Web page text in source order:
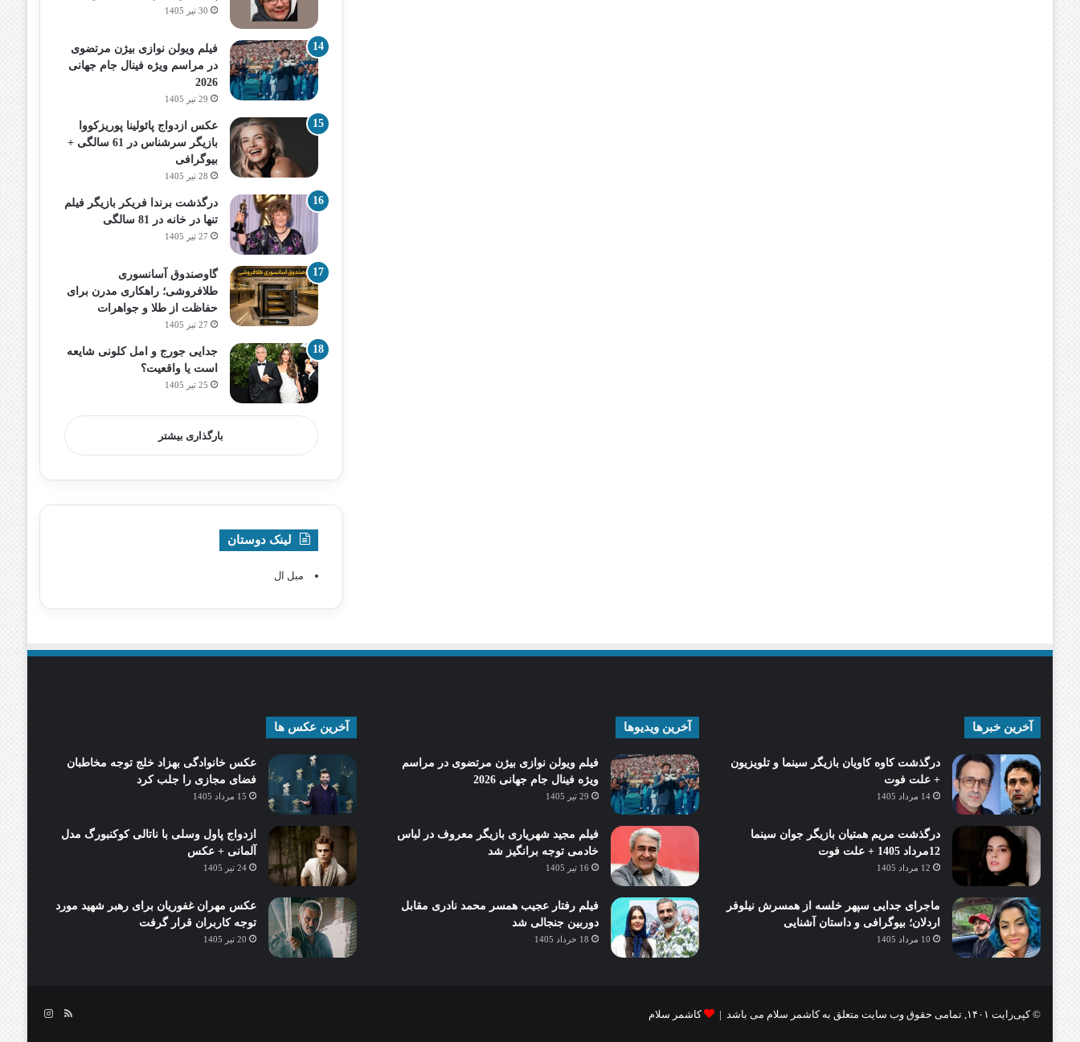
30 تیر 1405
فیلم ویولن نوازی بیژن مرتضوی
در مراسم ویژه فینال جام جهانی
2026
29 تیر 1405
عکس ازدواج پائولینا پوریزکووا
بازیگر سرشناس در 61 سالگی +
بیوگرافی
28 تیر 1405
درگذشت برندا فریکر بازیگر فیلم
تنها در خانه در 81 سالگی
27 تیر 1405
گاوصندوق آسانسوری
طلافروشی؛ راهکاری مدرن برای
حفاظت از طلا و جواهرات
27 تیر 1405
جدایی جورج و امل کلونی شایعه
است یا واقعیت؟
25 تیر 1405
بارگذاری بیشتر
لینک دوستان
مبل ال
آخرین خبرها
درگذشت کاوه کاویان بازیگر سینما و تلویزیون
+ علت فوت
14 مرداد 1405
درگذشت مریم همتیان بازیگر جوان سینما
12مرداد 1405 + علت فوت
12 مرداد 1405
ماجرای جدایی سپهر خلسه از همسرش نیلوفر
اردلان؛ بیوگرافی و داستان آشنایی
10 مرداد 1405
آخرین ویدیوها
فیلم ویولن نوازی بیژن مرتضوی در مراسم
ویژه فینال جام جهانی 2026
29 تیر 1405
فیلم مجید شهریاری بازیگر معروف در لباس
خادمی توجه برانگیز شد
16 تیر 1405
فیلم رفتار عجیب همسر محمد نادری مقابل
دوربین جنجالی شد
18 خرداد 1405
آخرین عکس ها
عکس خانوادگی بهزاد خلج توجه مخاطبان
فضای مجازی را جلب کرد
15 مرداد 1405
ازدواج پاول وسلی با ناتالی کوکنبورگ مدل
آلمانی + عکس
24 تیر 1405
عکس مهران غفوریان برای رهبر شهید مورد
توجه کاربران قرار گرفت
20 تیر 1405
© کپی‌رایت ۱۴۰۱, تمامی حقوق وب سایت متعلق به کاشمر سلام می باشد | کاشمر سلام خوراکاینستاگرام